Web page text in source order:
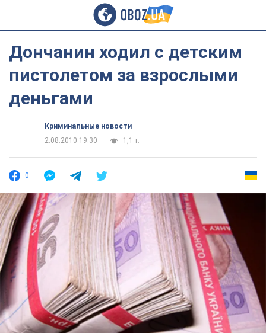
Дончанин ходил с детским
пистолетом за взрослыми
деньгами
Криминальные новости
2.08.2010 19:30
1,1 т.
0